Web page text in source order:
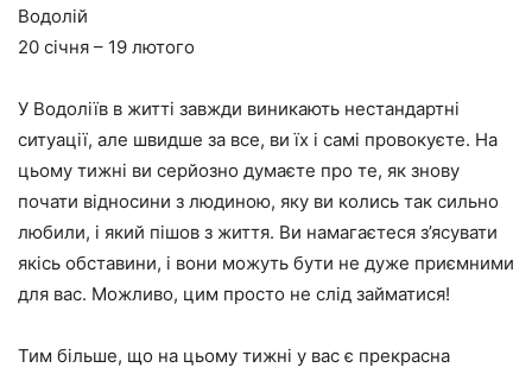
Водолій
20 січня – 19 лютого
У Водоліїв в житті завжди виникають нестандартні
ситуації, але швидше за все, ви їх і самі провокуєте. На
цьому тижні ви серйозно думаєте про те, як знову
почати відносини з людиною, яку ви колись так сильно
любили, і який пішов з життя. Ви намагаєтеся з’ясувати
якісь обставини, і вони можуть бути не дуже приємними
для вас. Можливо, цим просто не слід займатися!
Тим більше, що на цьому тижні у вас є прекрасна